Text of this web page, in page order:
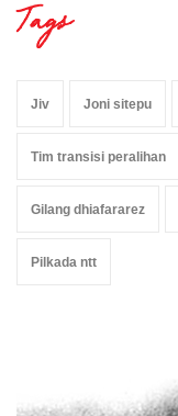
Tags
Jiv Joni sitepu
Tim transisi peralihan
Gilang dhiafararez
Pilkada ntt